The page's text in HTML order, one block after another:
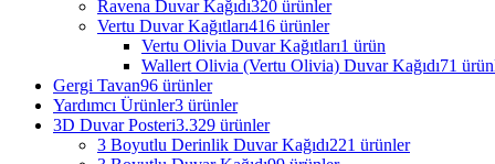
Ravena Duvar Kağıdı320 ürünler
Vertu Duvar Kağıtları416 ürünler
Vertu Olivia Duvar Kağıtları1 ürün
Wallert Olivia (Vertu Olivia) Duvar Kağıdı71
Gergi Tavan96 ürünler
Yardımcı Ürünler3 ürünler
3D Duvar Posteri3.329 ürünler
3 Boyutlu Derinlik Duvar Kağıdı221 ürünler